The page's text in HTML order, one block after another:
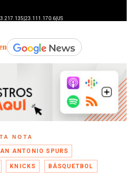
NOTA
ANTONIO SPURS
KNICKS BÁSQUETBOL